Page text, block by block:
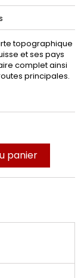
topographique
et ses pays
complet ainsi
principales.
panier